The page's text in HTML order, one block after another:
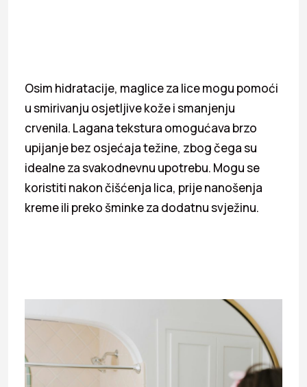
Osim hidratacije, maglice za lice mogu pomoći
u smirivanju osjetljive kože i smanjenju
crvenila. Lagana tekstura omogućava brzo
upijanje bez osjećaja težine, zbog čega su
idealne za svakodnevnu upotrebu. Mogu se
koristiti nakon čišćenja lica, prije nanošenja
kreme ili preko šminke za dodatnu svježinu.